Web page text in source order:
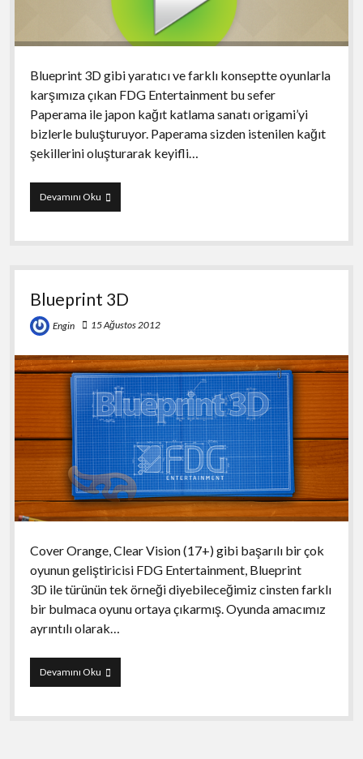
Blueprint 3D gibi yaratıcı ve farklı konseptte oyunlarla
karşımıza çıkan FDG Entertainment bu sefer
Paperama ile japon kağıt katlama sanatı origami’yi
bizlerle buluşturuyor. Paperama sizden istenilen kağıt
şekillerini oluşturarak keyifli…
Devamını OkuPaperama
Blueprint 3D
Engin 15 Ağustos 2012
Cover Orange, Clear Vision (17+) gibi başarılı bir çok
oyunun geliştiricisi FDG Entertainment, Blueprint
3D ile türünün tek örneği diyebileceğimiz cinsten farklı
bir bulmaca oyunu ortaya çıkarmış. Oyunda amacımız
ayrıntılı olarak…
Devamını OkuBlueprint
3D